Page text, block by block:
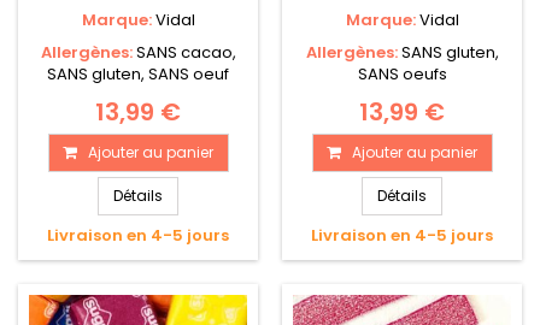
Marque:Vidal
Allergènes:SANS cacao,
SANS gluten, SANS oeuf
13,99 €
Ajouter au panier
Détails
Livraison en 4-5 jours
Marque:Vidal
Allergènes:SANS gluten,
SANS oeufs
13,99 €
Ajouter au panier
Détails
Livraison en 4-5 jours